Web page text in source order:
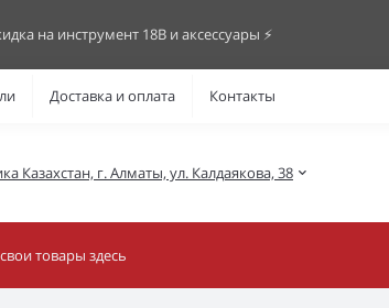
на инструмент 18В и аксессуары ⚡️
Доставка и оплата Контакты
Казахстан, г. Алматы, ул. Калдаякова, 38